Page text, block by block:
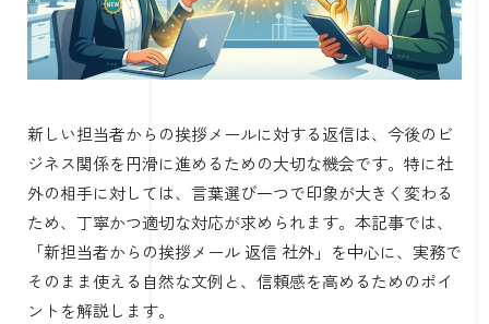
新しい担当者からの挨拶メールに対する返信は、今後のビ
ジネス関係を円滑に進めるための大切な機会です。特に社
外の相手に対しては、言葉選び一つで印象が大きく変わる
ため、丁寧かつ適切な対応が求められます。本記事では、
「新担当者からの挨拶メール 返信 社外」を中心に、実務で
そのまま使える自然な文例と、信頼感を高めるためのポイ
ントを解説します。